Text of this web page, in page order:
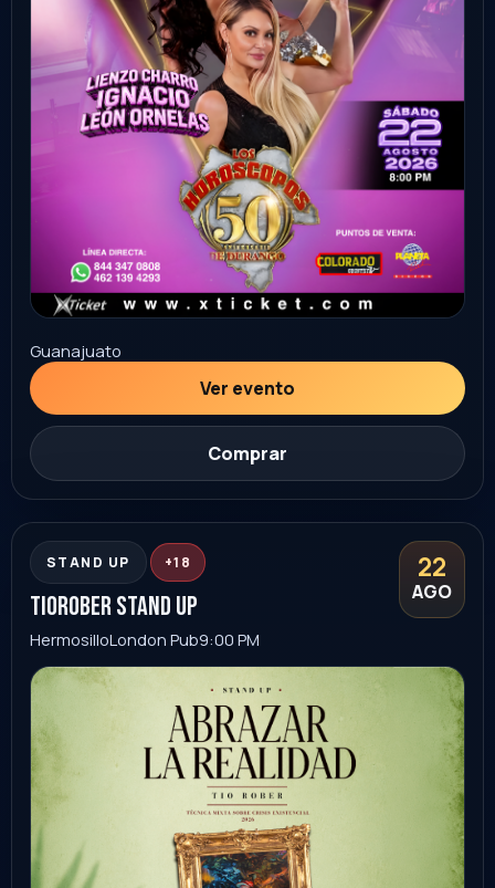
Sonora
Ver evento
FAMILIAR
Homenaje Alejandro Sanz
HermosilloAuditorio INAM Hermosillo
27